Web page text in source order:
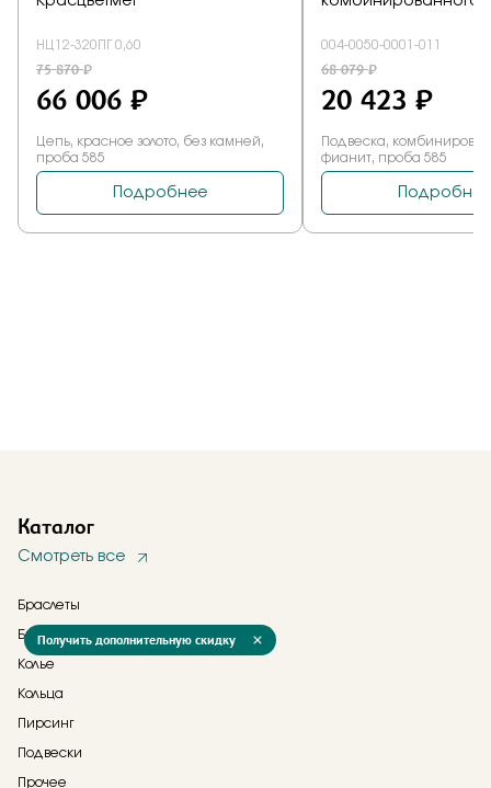
Каталог
Смотреть все
Браслеты
Брошь
Колье
Кольца
Пирсинг
Подвески
Прочее
Получить дополнительную скидку